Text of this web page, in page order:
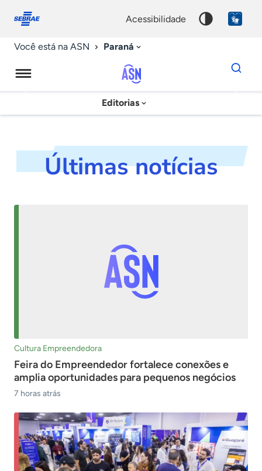
conosco
acessibilidade
Você está na ASN Paraná
Agência
Sebrae
Notícias
Editorias
Dados
para
chave
Últimas notícias
Cultura Empreendedora
Feira do Empreendedor fortalece conexões e
amplia oportunidades para pequenos negócios
7 horas atrás